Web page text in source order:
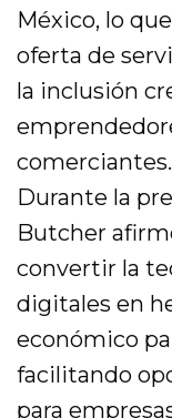
México, lo
oferta de
la inclusión
comerciantes.
Durante la
Butcher
convertir la
digitales en
económico
facilitando
para